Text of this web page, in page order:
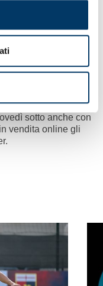
è intervenuta una
della
sostenuto, tra una
house, la prova
esercitazioni
sotto anche con
vendita online gli